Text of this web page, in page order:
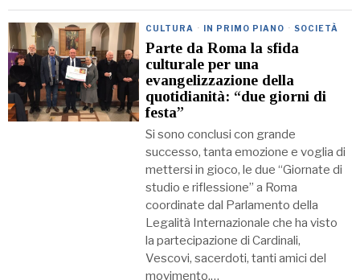
CULTURA · IN PRIMO PIANO · SOCIETÀ
Parte da Roma la sfida
culturale per una
evangelizzazione della
quotidianità: “due giorni di
festa”
Si sono conclusi con grande
successo, tanta emozione e voglia di
mettersi in gioco, le due “Giornate di
studio e riflessione” a Roma
coordinate dal Parlamento della
Legalità Internazionale che ha visto
la partecipazione di Cardinali,
Vescovi, sacerdoti, tanti amici del
movimento.…